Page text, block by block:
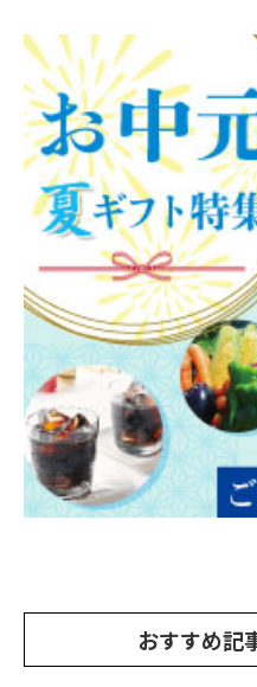
おすすめ記